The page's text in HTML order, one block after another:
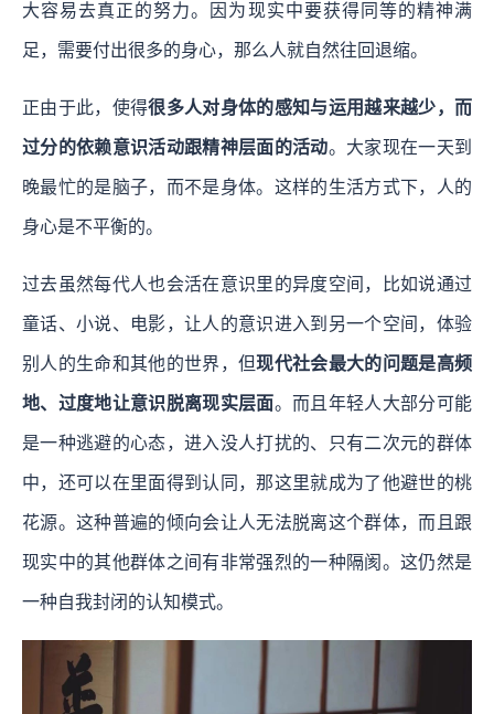
大容易去真正的努力。因为现实中要获得同等的精神满
足，需要付出很多的身心，那么人就自然往回退缩。
正由于此，使得很多人对身体的感知与运用越来越少，而
过分的依赖意识活动跟精神层面的活动。大家现在一天到
晚最忙的是脑子，而不是身体。这样的生活方式下，人的
身心是不平衡的。
过去虽然每代人也会活在意识里的异度空间，比如说通过
童话、小说、电影，让人的意识进入到另一个空间，体验
别人的生命和其他的世界，但现代社会最大的问题是高频
地、过度地让意识脱离现实层面。而且年轻人大部分可能
是一种逃避的心态，进入没人打扰的、只有二次元的群体
中，还可以在里面得到认同，那这里就成为了他避世的桃
花源。这种普遍的倾向会让人无法脱离这个群体，而且跟
现实中的其他群体之间有非常强烈的一种隔阂。这仍然是
一种自我封闭的认知模式。